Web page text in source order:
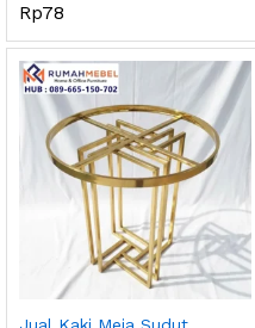
Rp78
Jual Kaki Meja Sudut